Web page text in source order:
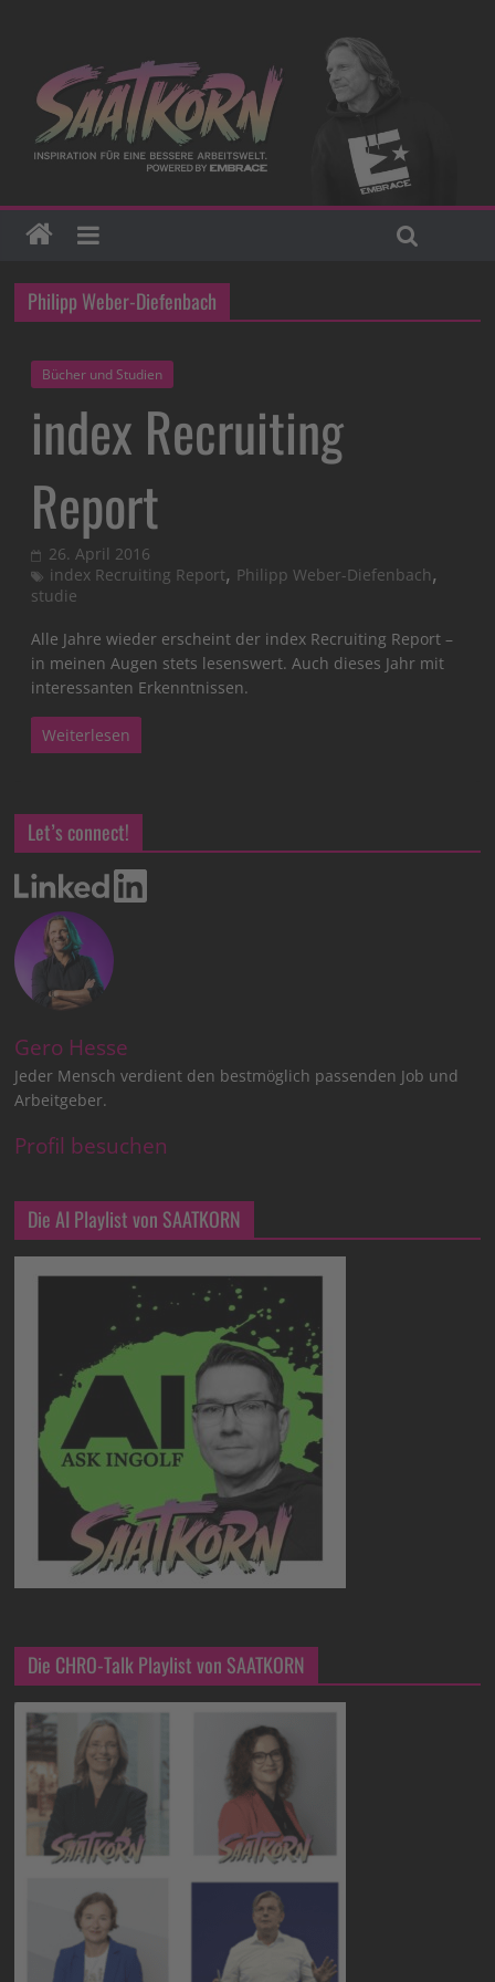
Philipp Weber-Diefenbach
Bücher und Studien
index Recruiting
Report
26. April 2016
index Recruiting Report, Philipp Weber-Diefenbach,
studie
Alle Jahre wieder erscheint der index Recruiting Report –
in meinen Augen stets lesenswert. Auch dieses Jahr mit
interessanten Erkenntnissen.
Weiterlesen
Let’s connect!
Gero Hesse
Jeder Mensch verdient den bestmöglich passenden Job und
Arbeitgeber.
Profil besuchen
Die AI Playlist von SAATKORN
Die CHRO-Talk Playlist von SAATKORN